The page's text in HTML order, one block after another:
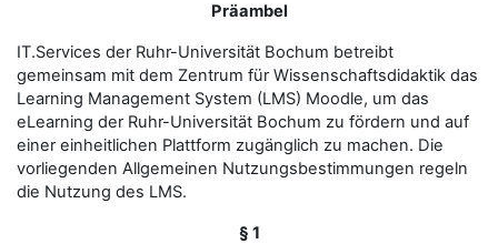
Präambel
IT.Services der Ruhr-Universität Bochum betreibt
gemeinsam mit dem Zentrum für Wissenschaftsdidaktik das
Learning Management System (LMS) Moodle, um das
eLearning der Ruhr-Universität Bochum zu fördern und auf
einer einheitlichen Plattform zugänglich zu machen. Die
vorliegenden Allgemeinen Nutzungsbestimmungen regeln
die Nutzung des LMS.
§ 1